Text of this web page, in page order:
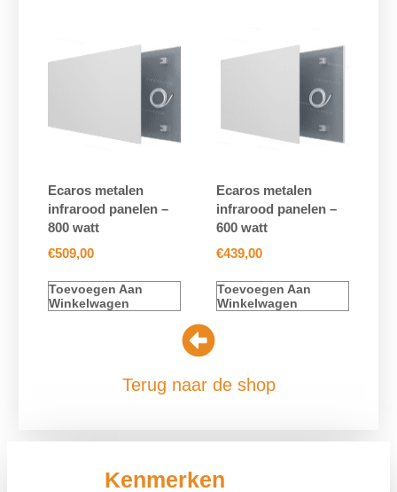
Ecaros metalen
infrarood panelen –
800 watt
€509,00
Toevoegen Aan
Winkelwagen
Ecaros metalen
infrarood panelen –
600 watt
€439,00
Toevoegen Aan
Winkelwagen
Terug naar de shop
Kenmerken